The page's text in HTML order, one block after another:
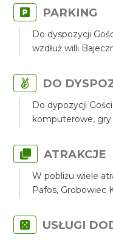
PARKING
Do dyspozycji
wzdłuż willi
DO
Do dypozycji
komputerowe, gry
ATRAKCJE
W pobliżu wiele
Pafos, Grobowiec
USŁUGI